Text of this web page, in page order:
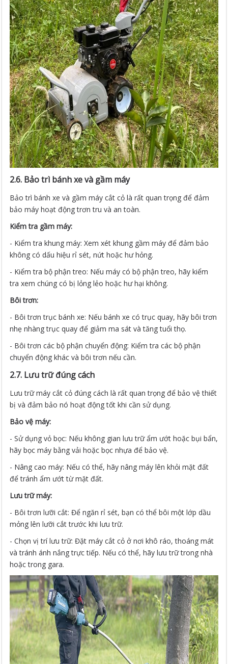
2.6. Bảo trì bánh xe và gầm máy
Bảo trì bánh xe và gầm máy cắt cỏ là rất quan trọng để đảm
bảo máy hoạt động trơn tru và an toàn.
Kiểm tra gầm máy:
- Kiểm tra khung máy: Xem xét khung gầm máy để đảm bảo
không có dấu hiệu rỉ sét, nứt hoặc hư hỏng.
- Kiểm tra bộ phận treo: Nếu máy có bộ phận treo, hãy kiểm
tra xem chúng có bị lỏng lẻo hoặc hư hại không.
Bôi trơn:
- Bôi trơn trục bánh xe: Nếu bánh xe có trục quay, hãy bôi trơn
nhẹ nhàng trục quay để giảm ma sát và tăng tuổi thọ.
- Bôi trơn các bộ phận chuyển động: Kiểm tra các bộ phận
chuyển động khác và bôi trơn nếu cần.
2.7. Lưu trữ đúng cách
Lưu trữ máy cắt cỏ đúng cách là rất quan trọng để bảo vệ thiết
bị và đảm bảo nó hoạt động tốt khi cần sử dụng.
Bảo vệ máy:
- Sử dụng vỏ bọc: Nếu không gian lưu trữ ẩm ướt hoặc bụi bẩn,
hãy bọc máy bằng vải hoặc bọc nhựa để bảo vệ.
- Nâng cao máy: Nếu có thể, hãy nâng máy lên khỏi mặt đất
để tránh ẩm ướt từ mặt đất.
Lưu trữ máy:
- Bôi trơn lưỡi cắt: Để ngăn rỉ sét, bạn có thể bôi một lớp dầu
mỏng lên lưỡi cắt trước khi lưu trữ.
- Chọn vị trí lưu trữ: Đặt máy cắt cỏ ở nơi khô ráo, thoáng mát
và tránh ánh nắng trực tiếp. Nếu có thể, hãy lưu trữ trong nhà
hoặc trong gara.